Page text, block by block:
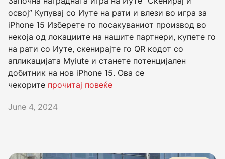
освој” Купувај со Иуте на рати и влези во игра за
iPhone 15 Изберeте го посакуваниот производ во
некоја од локациите на нашите партнери, купете го
на рати со Иуте, скенирајте го QR кодот со
апликацијата Myiute и станете потенцијален
добитник на нов iPhone 15. Ова се
чекорите прочитај повеќе
June 4, 2024